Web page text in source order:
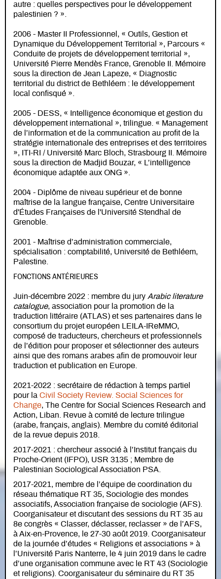
autre : quelles perspectives pour le développement
palestinien ? ».
2006 - Master II Professionnel, « Outils, Gestion et
Dynamique du Développement Territorial », Parcours «
Conduite de projets de développement territorial »,
Université Pierre Mendès France, Grenoble II. Mémoire
sous la direction de Jean Lapeze, « Diagnostic
territorial du district de Bethléem : le développement
local confisqué ».
2005 - DESS, « Intelligence économique et gestion du
développement international », trilingue. « Management
de l’information et de la communication au profit de la
stratégie internationale des entreprises et des territoires
», ITI-RI / Université Marc Bloch, Strasbourg II. Mémoire
sous la direction de Madjid Bouzar, « L’intelligence
économique adaptée aux ONG ».
2004 - Diplôme de niveau supérieur et de bonne
maîtrise de la langue française, Centre Universitaire
d'Études Françaises de l'Université Stendhal de
Grenoble.
2001 - Maîtrise d’administration commerciale,
spécialisation : comptabilité, Université de Bethléem,
Palestine.
FONCTIONS ANTÉRIEURES
Juin-décembre 2022 : membre du jury Arabic literature
catalogue, association pour la promotion de la
traduction littéraire (ATLAS) et ses partenaires dans le
consortium du projet européen LEILA-IReMMO,
composé de traducteurs, chercheurs et professionnels
de l’édition pour proposer et sélectionner des auteurs
ainsi que des romans arabes afin de promouvoir leur
traduction et publication en Europe.
2021-2022 : secrétaire de rédaction à temps partiel
pour la Civil Society Review. Social Sciences for
Change, The Centre for Social Sciences Research and
Action, Liban. Revue à comité de lecture trilingue
(arabe, français, anglais). Membre du comité éditorial
de la revue depuis 2018.
2017-2021 : chercheur associé à l’Institut français du
Proche-Orient (IFPO), USR 3135 ; Membre de
Palestinian Sociological Association PSA.
2017-2021, membre de l’équipe de coordination du
réseau thématique RT 35, Sociologie des mondes
associatifs, Association française de sociologie (AFS).
Coorganisateur et discutant des sessions du RT 35 au
8e congrès « Classer, déclasser, reclasser » de l’AFS,
à Aix-en-Provence, le 27-30 août 2019. Coorganisateur
de la journée d’études « Religions et associations » à
l’Université Paris Nanterre, le 4 juin 2019 dans le cadre
d’une organisation commune avec le RT 43 (Sociologie
et religions). Coorganisateur du séminaire du RT 35